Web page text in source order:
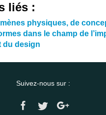
liés :
physiques, de
dans le champ de
du design
Suivez-nous sur :